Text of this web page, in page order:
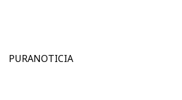
PURANOTICIA